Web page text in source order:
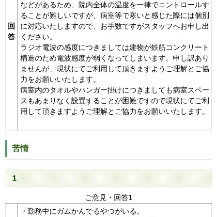
回
答
などがあるため、院内全体の温度を一律でコントロールす
ることが難しいですが、病室等で寒いと感じた際には個別
に対応いたしますので、お手数ですがスタッフへお申し出
ください。
ラジオ電波の感度につきましては建物が鉄筋コンクリート
構造のため電波感度が弱くなってしまいます。申し訳あり
ませんが、現状にてご利用して頂きますようご理解とご協
力をお願いいたします。
病室内のタオルやハンガー掛けにつきましても病室スペー
スもあまりなく設置することが困難ですので現状にてご利
用して頂きますようご理解とご協力をお願いいたします。
苦情
1
ご意見・回答1
・勤務中にガムかんでるやつがいる。